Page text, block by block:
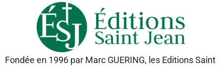
Fondée en 1996 par Marc GUERING, les Editions Saint